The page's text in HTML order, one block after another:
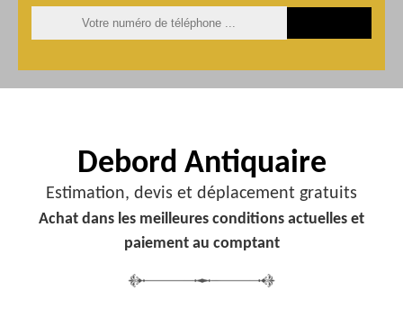
Debord Antiquaire
Estimation, devis et déplacement gratuits
Achat dans les meilleures conditions actuelles et
paiement au comptant